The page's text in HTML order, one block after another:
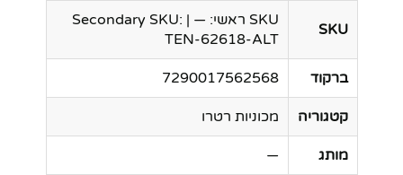
SKU
SKU ראשי: — | Secondary SKU:
TEN-62618-ALT
ברקוד 7290017562568
קטגוריה מכוניות רטרו
מותג —